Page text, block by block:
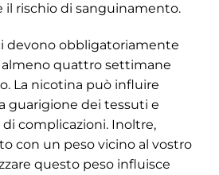
il rischio di sanguinamento.
devono obbligatoriamente
quattro settimane
La nicotina può influire
guarigione dei tessuti e
complicazioni. Inoltre,
con un peso vicino al vostro
questo peso influisce